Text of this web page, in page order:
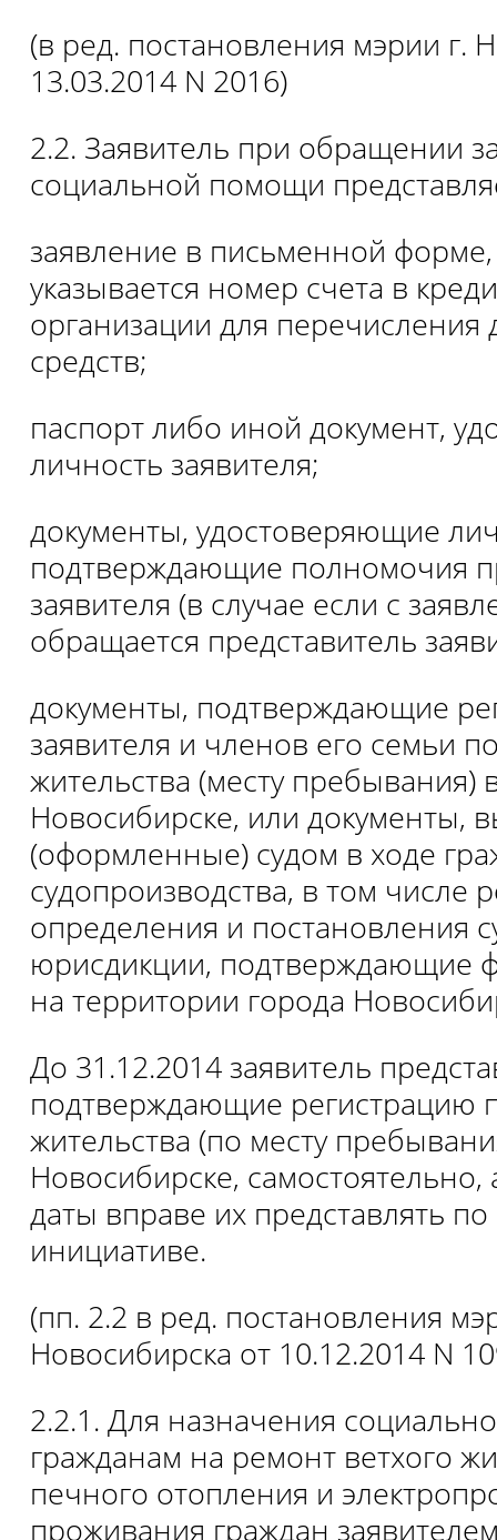
(в ред. постановления мэрии г.
13.03.2014 N 2016)
2.2. Заявитель при обращении
социальной помощи
заявление в письменной
указывается номер счета в
организации для
средств;
паспорт либо иной документ,
личность заявителя;
документы, удостоверяющие
подтверждающие полномочия
заявителя (в случае если с
обращается представитель
документы, подтверждающие
заявителя и членов его семьи
жительства (месту пребывания)
Новосибирске, или документы,
(оформленные) судом в ходе
судопроизводства, в том числе
определения и постановления
юрисдикции, подтверждающие
на территории города
До 31.12.2014 заявитель
подтверждающие регистрацию
жительства (по месту
Новосибирске, самостоятельно,
даты вправе их представлять
инициативе.
(пп. 2.2 в ред. постановления
Новосибирска от 10.12.2014 N
2.2.1. Для назначения
гражданам на ремонт ветхого
печного отопления и
проживания граждан